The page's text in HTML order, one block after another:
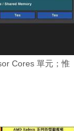
Cores 單元；惟